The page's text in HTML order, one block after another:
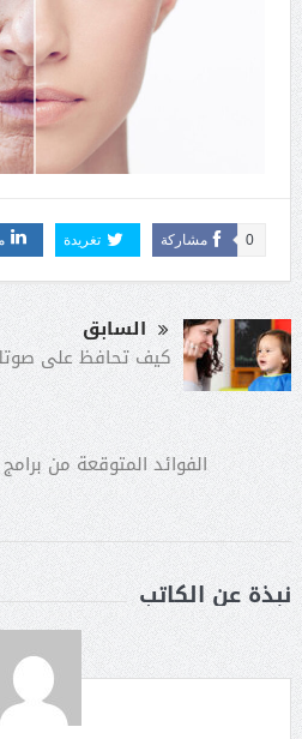
مشاركة 0 تغريدة
السابق
كيف تحافظ على
الفوائد المتوقعة من
نبذة عن الكاتب